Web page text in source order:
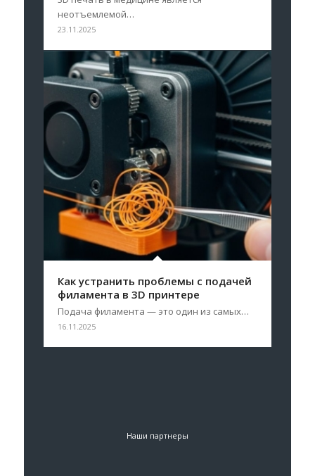
неотъемлемой…
23.11.2025
Как устранить проблемы с подачей
филамента в 3D принтере
Подача филамента — это один из самых…
16.11.2025
Наши партнеры